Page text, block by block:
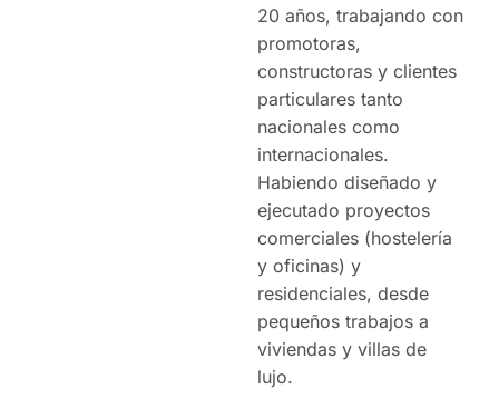
20 años, trabajando con
promotoras,
constructoras y clientes
particulares tanto
nacionales como
internacionales.
Habiendo diseñado y
ejecutado proyectos
comerciales (hostelería
y oficinas) y
residenciales, desde
pequeños trabajos a
viviendas y villas de
lujo.